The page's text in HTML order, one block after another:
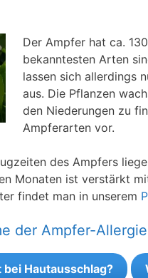
Der Ampfer hat ca.
bekanntesten Arten
lassen sich allerdings
aus. Die Pflanzen
den Niederungen zu
Ampferarten vor.
des Ampfers
Monaten ist verstärkt
findet man in unserem
der Ampfer-Allergie
bei Hautausschlag?